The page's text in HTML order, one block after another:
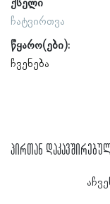
ქსელი
ჩატვირთვა
წყარო(ები):
ჩვენება
პირთან